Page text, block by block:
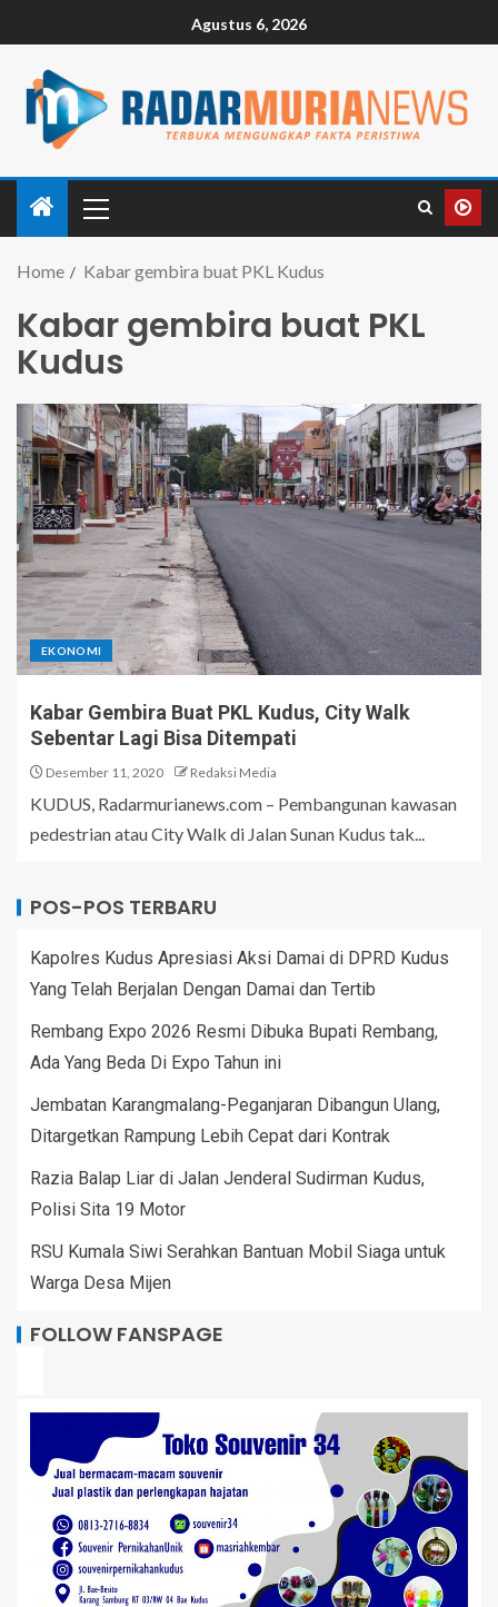
Agustus 6, 2026
Home Kabar gembira buat PKL Kudus
Kabar gembira buat PKL
Kudus
EKONOMI
Kabar Gembira Buat PKL Kudus, City Walk
Sebentar Lagi Bisa Ditempati
Desember 11, 2020 Redaksi Media
KUDUS, Radarmurianews.com – Pembangunan kawasan
pedestrian atau City Walk di Jalan Sunan Kudus tak...
POS-POS TERBARU
Kapolres Kudus Apresiasi Aksi Damai di DPRD Kudus
Yang Telah Berjalan Dengan Damai dan Tertib
Rembang Expo 2026 Resmi Dibuka Bupati Rembang,
Ada Yang Beda Di Expo Tahun ini
Jembatan Karangmalang-Peganjaran Dibangun Ulang,
Ditargetkan Rampung Lebih Cepat dari Kontrak
Razia Balap Liar di Jalan Jenderal Sudirman Kudus,
Polisi Sita 19 Motor
RSU Kumala Siwi Serahkan Bantuan Mobil Siaga untuk
Warga Desa Mijen
FOLLOW FANSPAGE